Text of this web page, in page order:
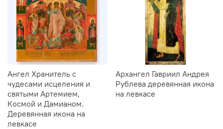
Ангел Хранитель с
чудесами исцеления и
святыми Артемием,
Космой и Дамианом.
Деревянная икона на
левкасе
Архангел Гавриил Андрея
Рублева деревянная икона
на левкасе